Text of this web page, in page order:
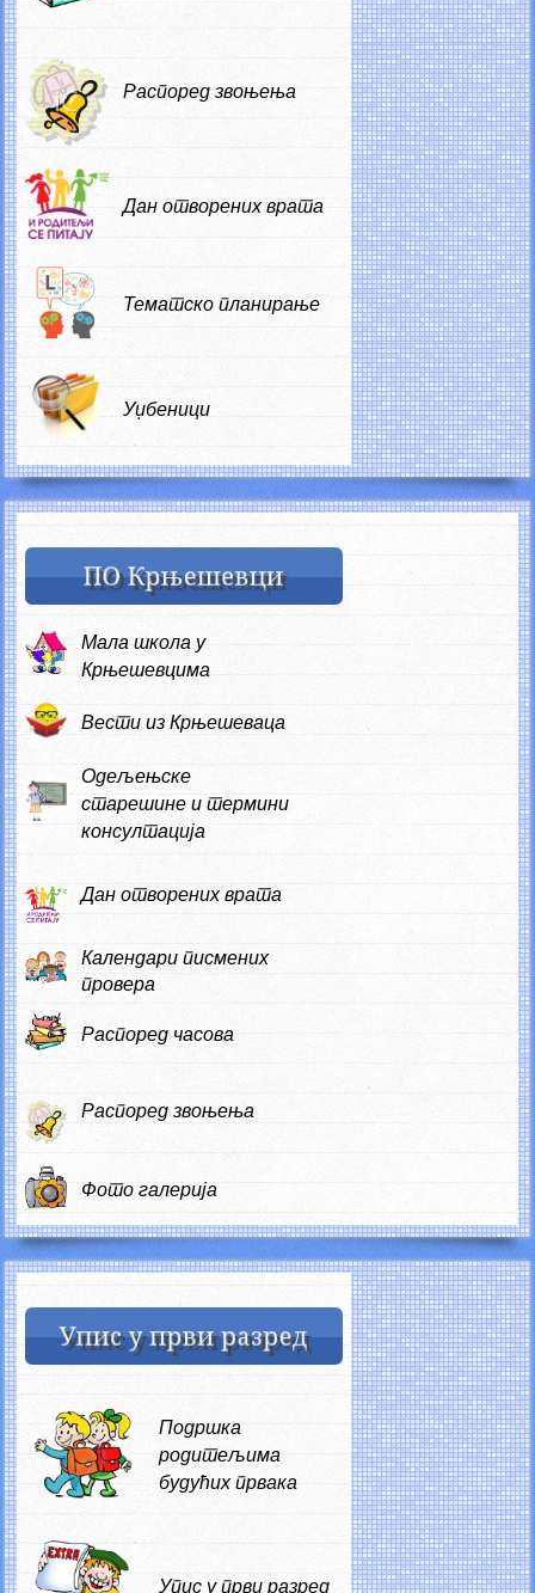
Распоред звоњења
Дан отворених врата
Тематско планирање
Уџбеници
Мала школа у
Крњешевцима
Вести из Крњешеваца
Одељењске
старешине и термини
консултација
Дан отворених врата
Календари писмених
провера
Распоред часова
Распоред звоњења
Фото галерија
Подршка
родитељима
будућих првака
Упис у први разред